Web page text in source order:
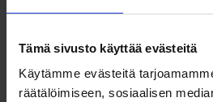
Tämä sivusto käyttää evästeitä
Käytämme evästeitä
räätälöimiseen, sosiaalisen
hybriditoteutuksina:
opetushenkilöstön
ja Maailman suurin
tapahtumia. Kokonaisuudet